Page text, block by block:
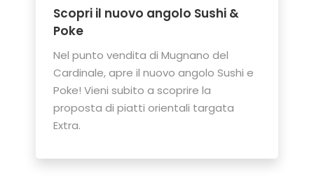
Scopri il nuovo angolo Sushi &
Poke
Nel punto vendita di Mugnano del
Cardinale, apre il nuovo angolo Sushi e
Poke! Vieni subito a scoprire la
proposta di piatti orientali targata
Extra.